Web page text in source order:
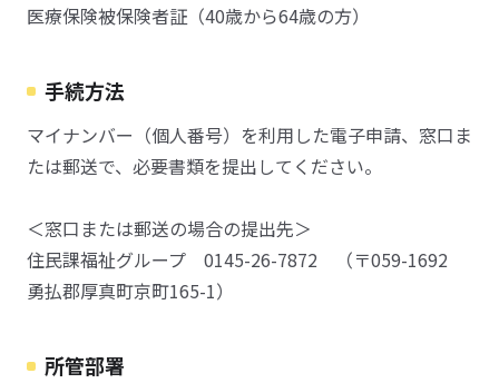
医療保険被保険者証（40歳から64歳の方）
手続方法
マイナンバー（個人番号）を利用した電子申請、窓口ま
たは郵送で、必要書類を提出してください。
＜窓口または郵送の場合の提出先＞
住民課福祉グループ 0145-26-7872 （〒059-1692
勇払郡厚真町京町165-1）
所管部署